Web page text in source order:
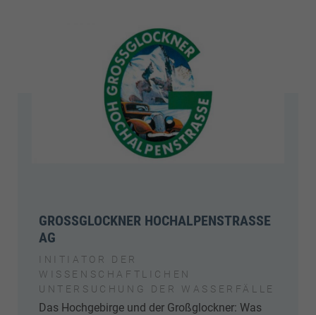
GROSSGLOCKNER HOCHALPENSTRASSE AG
INITIATOR DER
WISSENSCHAFTLICHEN
UNTERSUCHUNG DER WASSERFÄLLE
Das Hochgebirge und der Großglockner: Was